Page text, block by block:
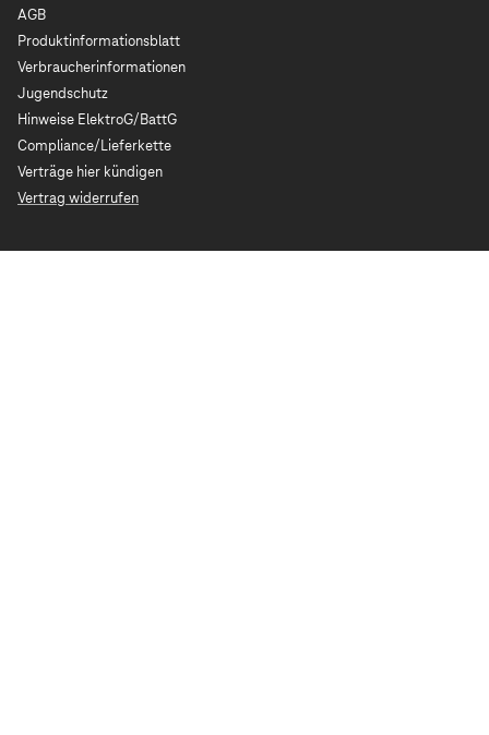
AGB
Produktinformationsblatt
Verbraucherinformationen
Jugendschutz
Hinweise ElektroG/BattG
Compliance/Lieferkette
Verträge hier kündigen
Vertrag widerrufen